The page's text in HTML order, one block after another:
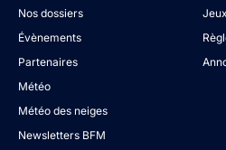
Nos dossiers
Évènements
Partenaires
Météo
Météo des neiges
Newsletters BFM